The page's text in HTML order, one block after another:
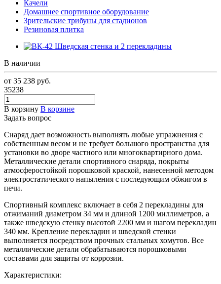
Качели
Домашнее спортивное оборудование
Зрительские трибуны для стадионов
Резиновая плитка
В наличии
от 35 238 руб.
35238
В корзину В корзине
Задать вопрос
Снаряд дает возможность выполнять любые упражнения с
собственным весом и не требует большого пространства для
установки во дворе частного или многоквартирного дома.
Металлические детали спортивного снаряда, покрыты
атмосферостойкой порошковой краской, нанесенной методом
электростатического напыления с последующим обжигом в
печи.
Спортивный комплекс включает в себя 2 перекладины для
отжиманий диаметром 34 мм и длиной 1200 миллиметров, а
также шведскую стенку высотой 2200 мм и шагом перекладин
340 мм. Крепление перекладин и шведской стенки
выполняется посредством прочных стальных хомутов. Все
металлические детали обрабатываются порошковыми
составами для защиты от коррозии.
Характеристики: